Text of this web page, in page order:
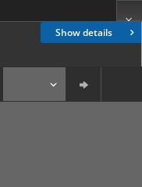
Show details